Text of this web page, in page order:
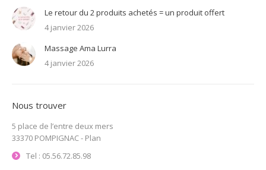
Le retour du 2 produits achetés = un produit offert
4 janvier 2026
Massage Ama Lurra
4 janvier 2026
Nous trouver
5 place de l’entre deux mers
33370 POMPIGNAC - Plan
Tel : 05.56.72.85.98